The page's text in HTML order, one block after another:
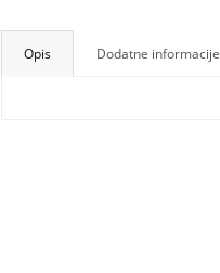
Opis Dodatne informacije
Monografija